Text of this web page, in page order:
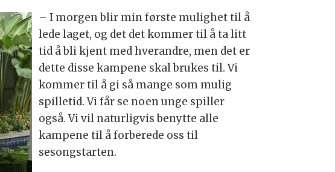
– I morgen blir min første mulighet til å
lede laget, og det det kommer til å ta litt
tid å bli kjent med hverandre, men det er
dette disse kampene skal brukes til. Vi
kommer til å gi så mange som mulig
spilletid. Vi får se noen unge spiller
også. Vi vil naturligvis benytte alle
kampene til å forberede oss til
sesongstarten.